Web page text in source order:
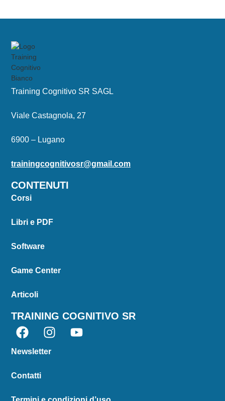
Training Cognitivo SR SAGL
Viale Castagnola, 27
6900 – Lugano
trainingcognitivosr@gmail.com
CONTENUTI
Corsi
Libri e PDF
Software
Game Center
Articoli
TRAINING COGNITIVO SR
Newsletter
Contatti